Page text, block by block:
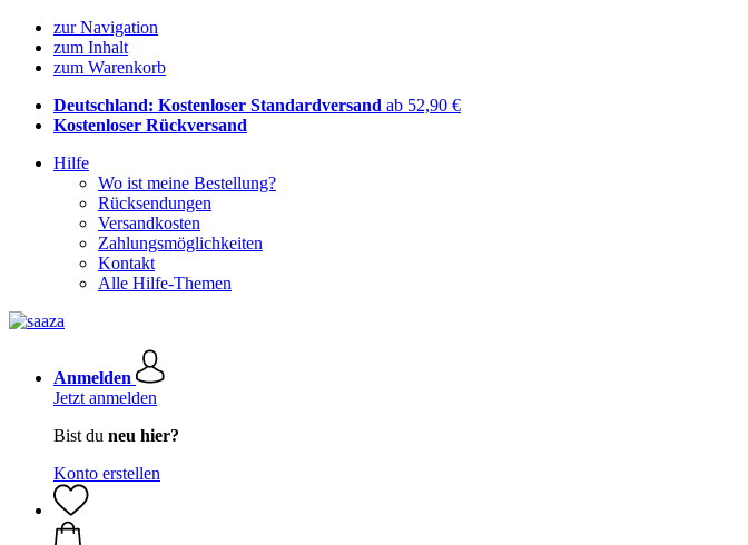
zur Navigation
zum Inhalt
zum Warenkorb
Deutschland: Kostenloser Standardversand ab 52,90 €
Kostenloser Rückversand
Hilfe
Wo ist meine Bestellung?
Rücksendungen
Versandkosten
Zahlungsmöglichkeiten
Kontakt
Alle Hilfe-Themen
Anmelden
Jetzt anmelden
Bist du neu hier?
Konto erstellen